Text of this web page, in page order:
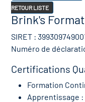
RETOUR LISTE
Brink's
SIRET :
Numéro de
Certifications
Formation
Apprentissage :